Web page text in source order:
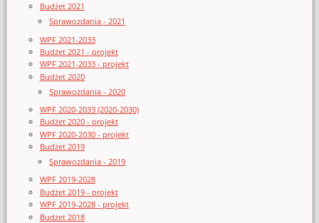
Budżet 2021
Sprawozdania - 2021
WPF 2021-2033
Budżet 2021 - projekt
WPF 2021-2033 - projekt
Budżet 2020
Sprawozdania - 2020
WPF 2020-2033 (2020-2030)
Budżet 2020 - projekt
WPF 2020-2030 - projekt
Budżet 2019
Sprawozdania - 2019
WPF 2019-2028
Budżet 2019 - projekt
WPF 2019-2028 - projekt
Budżet 2018